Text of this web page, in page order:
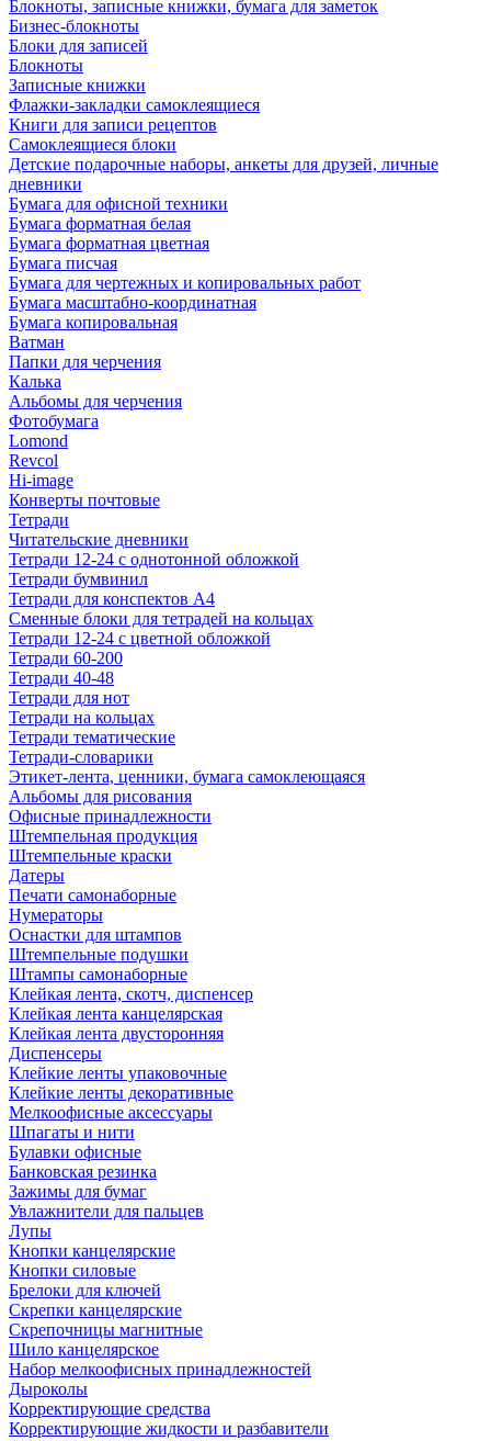
Блокноты, записные книжки, бумага для заметок
Бизнес-блокноты
Блоки для записей
Блокноты
Записные книжки
Флажки-закладки самоклеящиеся
Книги для записи рецептов
Самоклеящиеся блоки
Детские подарочные наборы, анкеты для друзей, личные
дневники
Бумага для офисной техники
Бумага форматная белая
Бумага форматная цветная
Бумага писчая
Бумага для чертежных и копировальных работ
Бумага масштабно-координатная
Бумага копировальная
Ватман
Папки для черчения
Калька
Альбомы для черчения
Фотобумага
Lomond
Revcol
Hi-image
Конверты почтовые
Тетради
Читательские дневники
Тетради 12-24 с однотонной обложкой
Тетради бумвинил
Тетради для конспектов А4
Сменные блоки для тетрадей на кольцах
Тетради 12-24 с цветной обложкой
Тетради 60-200
Тетради 40-48
Тетради для нот
Тетради на кольцах
Тетради тематические
Тетради-словарики
Этикет-лента, ценники, бумага самоклеющаяся
Альбомы для рисования
Офисные принадлежности
Штемпельная продукция
Штемпельные краски
Датеры
Печати самонаборные
Нумераторы
Оснастки для штампов
Штемпельные подушки
Штампы самонаборные
Клейкая лента, скотч, диспенсер
Клейкая лента канцелярская
Клейкая лента двусторонняя
Диспенсеры
Клейкие ленты упаковочные
Клейкие ленты декоративные
Мелкоофисные аксессуары
Шпагаты и нити
Булавки офисные
Банковская резинка
Зажимы для бумаг
Увлажнители для пальцев
Лупы
Кнопки канцелярские
Кнопки силовые
Брелоки для ключей
Скрепки канцелярские
Скрепочницы магнитные
Шило канцелярское
Набор мелкоофисных принадлежностей
Дыроколы
Корректирующие средства
Корректирующие жидкости и разбавители